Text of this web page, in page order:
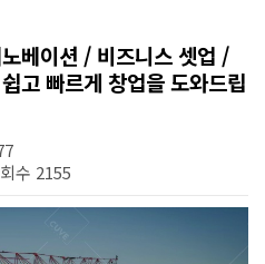
베이션 / 비즈니스 셋업 /
고 빠르게 창업을 도와드립
수 2155